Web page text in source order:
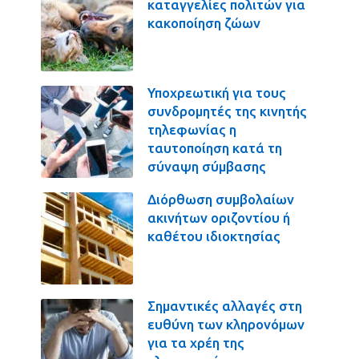
καταγγελίες πολιτών για
κακοποίηση ζώων
Υποχρεωτική για τους
συνδρομητές της κινητής
τηλεφωνίας η
ταυτοποίηση κατά τη
σύναψη σύμβασης
Διόρθωση συμβολαίων
ακινήτων οριζοντίου ή
καθέτου ιδιοκτησίας
Σημαντικές αλλαγές στη
ευθύνη των κληρονόμων
για τα χρέη της